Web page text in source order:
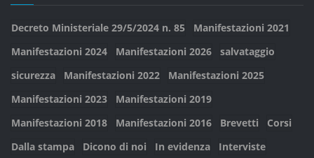
Decreto Ministeriale 29/5/2024 n. 85
Manifestazioni 2021
Manifestazioni 2024
Manifestazioni 2026
salvataggio
sicurezza
Manifestazioni 2022
Manifestazioni 2025
Manifestazioni 2023
Manifestazioni 2019
Manifestazioni 2018
Manifestazioni 2016 Brevetti
Corsi
Dalla stampa
Dicono di noi In evidenza
Interviste